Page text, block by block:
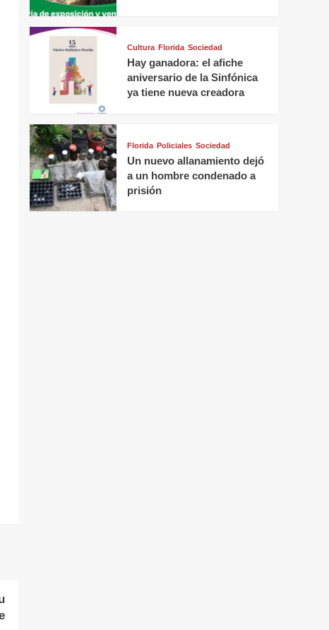
Cultura Florida Sociedad
Hay ganadora: el afiche
aniversario de la Sinfónica
ya tiene nueva creadora
Florida Policiales Sociedad
Un nuevo allanamiento dejó
a un hombre condenado a
prisión